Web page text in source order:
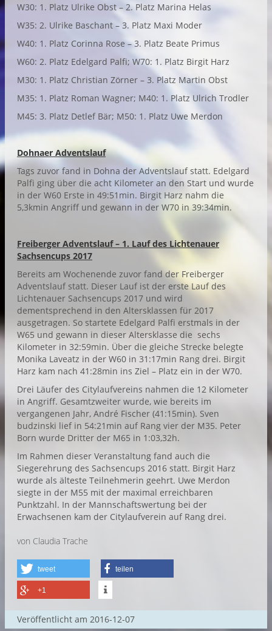
W30: 1. Platz Ulrike Obst – 2. Platz Marina Helas
W35: 2. Ulrike Baschant – 3. Platz Maxi Moder
W40: 1. Platz Corinna Rose – 3. Platz Beate Primus
W60: 2. Platz Edelgard Palfi; W70: 1. Platz Birgit Harz
M30: 1. Platz Christian Zörner – 3. Platz Martin Obst
M35: 1. Platz Roman Wagner; M40: 1. Platz Ulrich Trodler
M45: 3. Platz Detlef Bär; M50: 1. Platz Uwe Merdon
Dohnaer Adventslauf
Tags zuvor fand in Dohna der Adventslauf statt. Edelgard
Palfi ging über die acht Kilometer an den Start und wurde
in der W60 Erste in 49:51min. Birgit Harz nahm die
5,3kmin Angriff und gewann in der W70 in 39:34min.
Freiberger Adventslauf – 1. Lauf des Lichtenauer
Sachsencups 2017
Bereits am Wochenende zuvor fand der Freiberger
Adventslauf statt. Dieser Lauf ist der erste Lauf des
Lichtenauer Sachsencups 2017 und wird
dementsprechend in den Altersklassen für 2017
ausgetragen. So startete Edelgard Palfi erstmals in der
W65 und gewann in dieser Altersklasse die sechs
Kilometer in 32:59min. Über die gleiche Strecke belegte
Monika Laveatz in der W60 in 31:17min Rang drei. Birgit
Harz kam nach 41:28min ins Ziel – Platz ein in der W70.
Drei Läufer des Citylaufvereins nahmen die 12 Kilometer
in Angriff. Gesamtzweiter wurde, wie bereits im
vergangenen Jahr, André Fischer (41:15min). Sven
budzinski lief in 54:21min auf Rang vier der M35. Peter
Born wurde Dritter der M65 in 1:03,32h.
Im Rahmen dieser Veranstaltung fand auch die
Siegerehrung des Sachsencups 2016 statt. Birgit Harz
wurde als älteste Teilnehmerin geehrt. Uwe Merdon
siegte in der M55 mit der maximal erreichbaren
Punktzahl. In der Mannschaftswertung bei der
Erwachsenen kam der Citylaufverein auf Rang drei.
von Claudia Trache
tweet teilen
+1
Veröffentlicht am 2016-12-07